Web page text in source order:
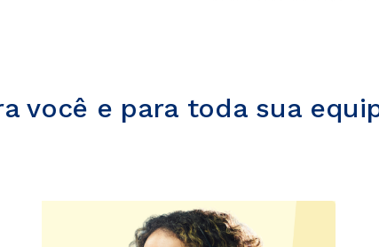
você e para toda sua